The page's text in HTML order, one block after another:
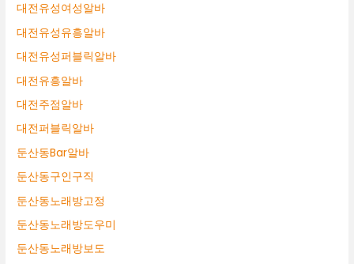
대전유성여성알바
대전유성유흥알바
대전유성퍼블릭알바
대전유흥알바
대전주점알바
대전퍼블릭알바
둔산동Bar알바
둔산동구인구직
둔산동노래방고정
둔산동노래방도우미
둔산동노래방보도